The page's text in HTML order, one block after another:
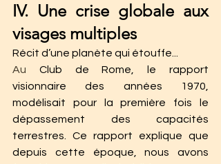
IV. Une crise globale aux
visages multiples
Récit d’une planète qui étouffe...
Au Club de Rome, le rapport
visionnaire des années 1970,
modélisait pour la première fois le
dépassement des capacités
terrestres. Ce rapport explique que
depuis cette époque, nous avons